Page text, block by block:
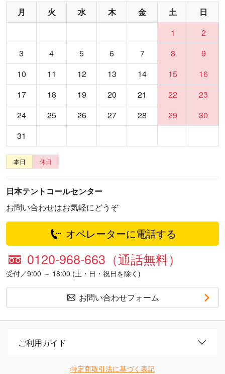
月 火 水 木 金 土
日
1
2
3
4 5 6 7 8
9
10
11 12 13 14 15
16
17
18 19 20 21 22
23
24
25 26 27 28 29
30
31
本日 休日
日本テントコールセンター
お問い合わせはお気軽にどうぞ
オペレーターに電話する
0120-968-663（通話無料）
受付／9:00 ～ 18:00 (土・日・祝日を除く)
お問い合わせフォーム
ご利用ガイド
特定商取引法に基づく表記